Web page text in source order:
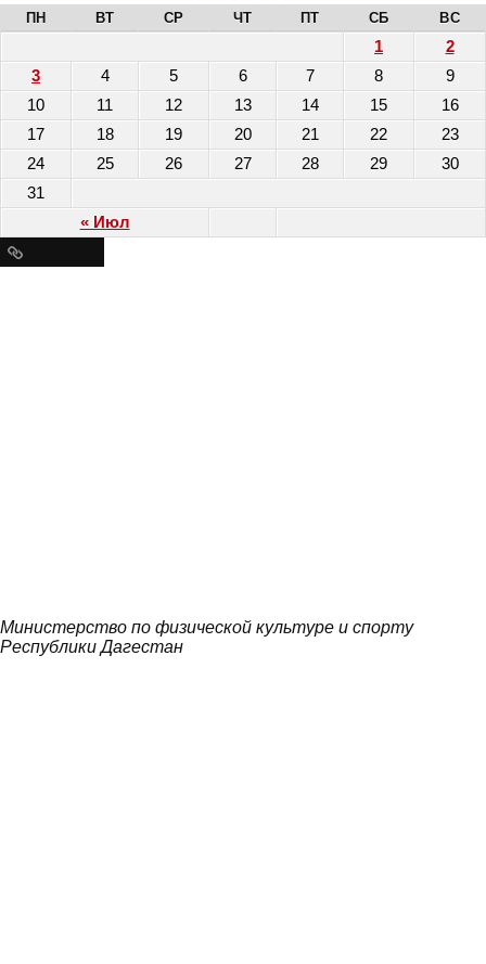
ПН ВТ СР ЧТ ПТ СБ ВС
« Июл
1
2
3
4 5 6 7 8
9
10
11 12 13 14 15
16
17
18 19 20 21 22
23
24
25 26 27 28 29
30
31
Министерство по физической культуре и спорту
Республики Дагестан